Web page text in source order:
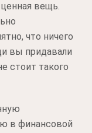
вещь.
что ничего
вы придавали
стоит такого
в финансовой